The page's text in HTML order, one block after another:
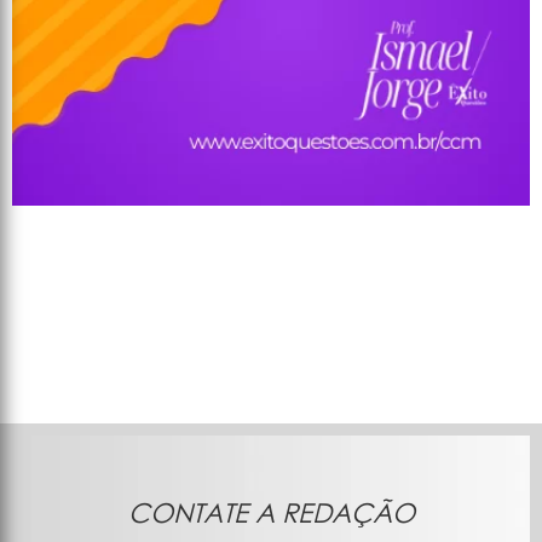
CONTATE A REDAÇÃO